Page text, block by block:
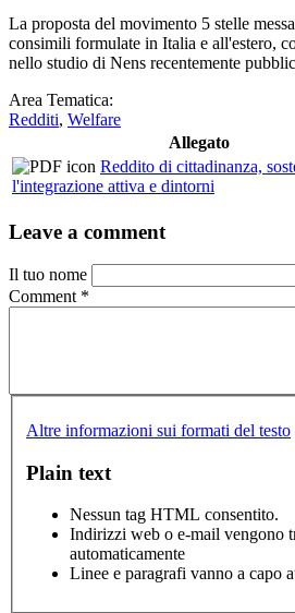
La proposta del movimento 5 stelle
consimili formulate in Italia e all'estero,
nello studio di Nens recentemente
Area Tematica:
Redditi, Welfare
Allegato
Reddito di cittadinanza,
l'integrazione attiva e dintorni
Leave a comment
Il tuo nome
Comment *
Altre informazioni sui formati del testo
Plain text
Nessun tag HTML consentito.
Indirizzi web o e-mail vengono
automaticamente
Linee e paragrafi vanno a capo